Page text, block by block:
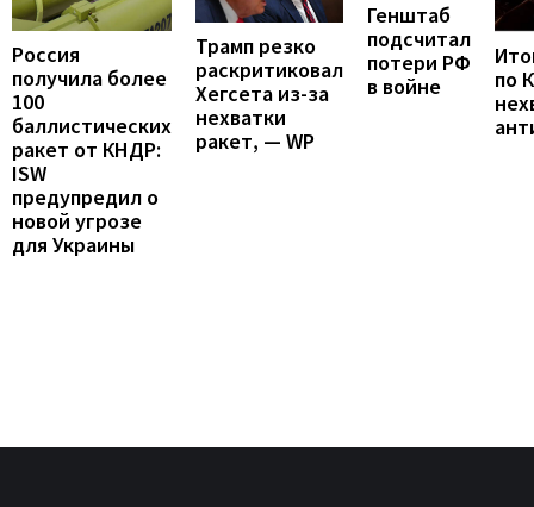
Россия
получила более
100
баллистических
ракет от КНДР:
ISW
предупредил о
новой угрозе
для Украины
Трамп резко
раскритиковал
Хегсета из-за
нехватки
ракет, — WP
Генштаб
подсчитал
потери РФ
в войне
по